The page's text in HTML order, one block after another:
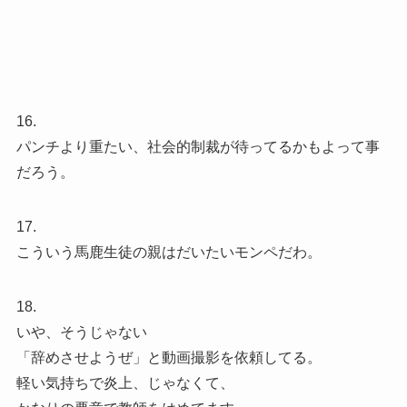
16.
パンチより重たい、社会的制裁が待ってるかもよって事
だろう。
17.
こういう馬鹿生徒の親はだいたいモンペだわ。
18.
いや、そうじゃない
「辞めさせようぜ」と動画撮影を依頼してる。
軽い気持ちで炎上、じゃなくて、